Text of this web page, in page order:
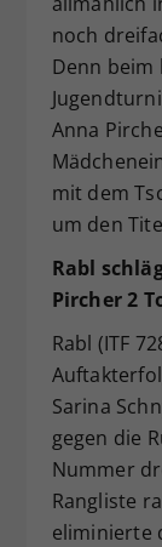
noch
Denn beim
Anna
mit dem
um den
Rabl
Pircher 2
Rabl (ITF
Sarina
gegen die
Nummer
Rangliste
eliminierte
Zweck